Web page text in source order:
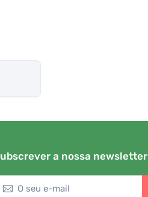
a nossa newsletter